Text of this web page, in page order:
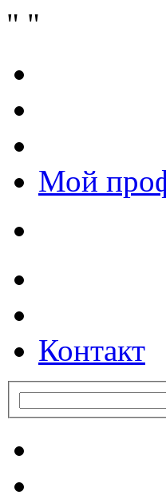
Мой
Контакт